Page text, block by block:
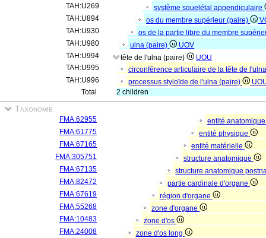
TAH:U269
système squelétal appendiculaire
TAH:U894
os du membre supérieur (paire)
TAH:U930
os de la partie libre du membre
TAH:U980
ulna (paire)
UOV
TAH:U994
tête de l'ulna (paire)
UOU
TAH:U995
circonférence articulaire de la tête de
TAH:U996
processus styloïde de l'ulna (paire)
Total
2 children
Taxonomie
FMA:62955
entité
FMA:61775
entité physique
FMA:67165
entité matérielle
FMA:305751
structure anatomique
FMA:67135
structure anatomique
FMA:82472
partie cardinale d'organe
FMA:67619
région d'organe
FMA:55268
zone d'organe
FMA:10483
zone d'os
FMA:24008
zone d'os long